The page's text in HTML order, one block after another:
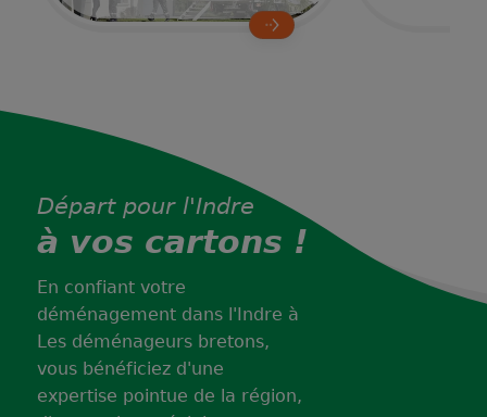
Départ pour l'Indre
à vos cartons !
En confiant votre
déménagement dans l'Indre à
Les déménageurs bretons,
vous bénéficiez d'une
expertise pointue de la région,